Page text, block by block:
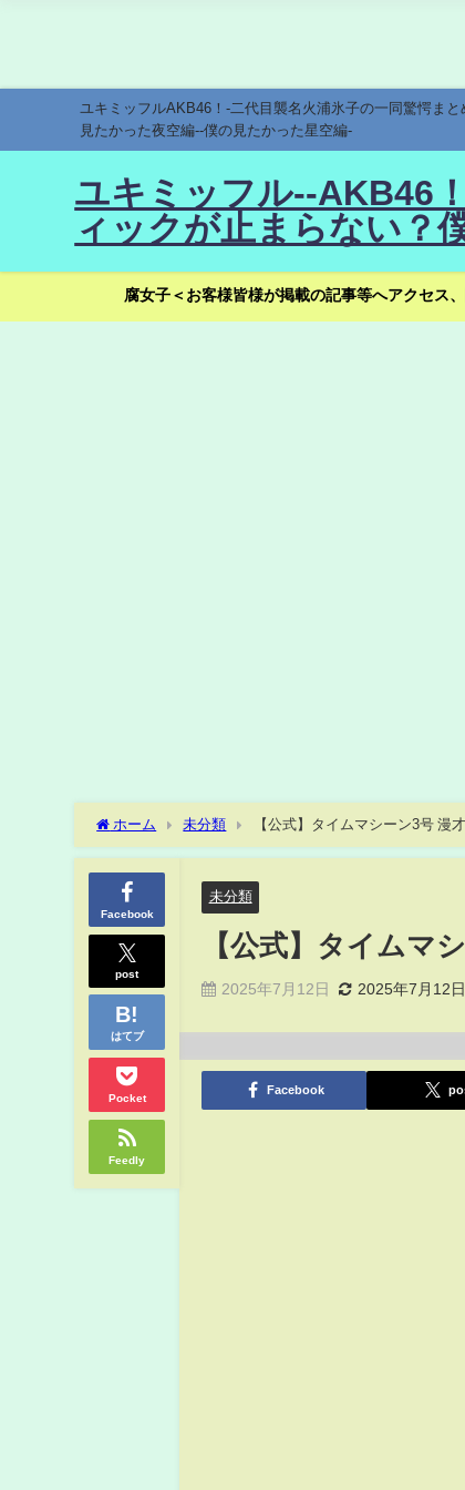
ユキミッフルAKB46！-二代目襲名火浦氷子の一同驚愕ま
見たかった夜空編--僕の見たかった星空編-
ユキミッフル--AKB46
ィックが止まらない？
腐女子＜お客様皆様が掲載の記事等へアクセス
ホーム 未分類 【公式】タイムマシーン3号 漫
Facebook
post
はてブ
Pocket
Feedly
未分類
【公式】タイムマ
2025年7月12日 2025年7月12日
Facebook